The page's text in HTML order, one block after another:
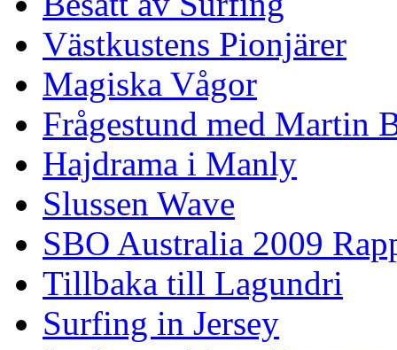
Västkustens Pionjärer
Magiska Vågor
Frågestund med Martin
Hajdrama i Manly
Slussen Wave
SBO Australia 2009
Tillbaka till Lagundri
Surfing in Jersey